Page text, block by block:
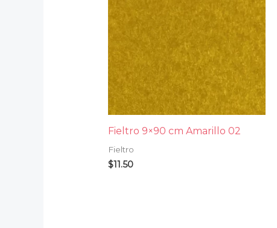
Fieltro 9×90 cm Amarillo 02
Fieltro
$11.50